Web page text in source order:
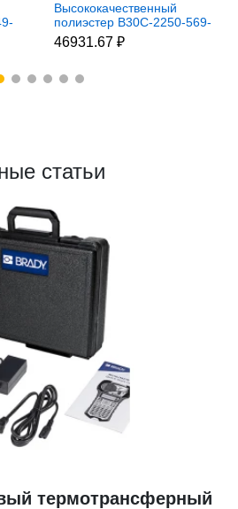
Высококачественный
полиэстер B30C-2250-569-
BK, чёрный, 57,15 мм *
30,48 м (BBP31/33/35/37)
46931.67 ₽
статьи
термотрансферный